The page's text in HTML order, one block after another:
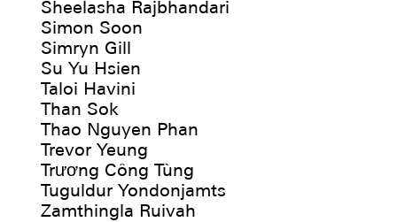
Sheelasha Rajbhandari
Simon Soon
Simryn Gill
Su Yu Hsien
Taloi Havini
Than Sok
Thao Nguyen Phan
Trevor Yeung
Trương Công Tùng
Tuguldur Yondonjamts
Zamthingla Ruivah